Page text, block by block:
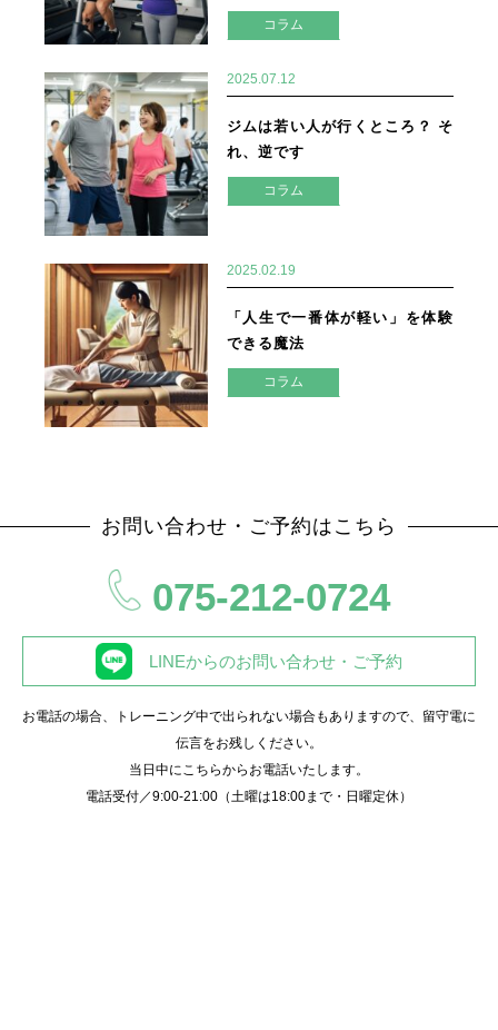
コラム
2025.07.12
ジムは若い人が行くところ？ そ
れ、逆です
コラム
2025.02.19
「人生で一番体が軽い」を体験
できる魔法
コラム
お問い合わせ・ご予約はこちら
075-212-0724
LINEからのお問い合わせ・ご予約
お電話の場合、トレーニング中で出られない場合もありますので、留守電に
伝言をお残しください。
当日中にこちらからお電話いたします。
電話受付／9:00-21:00（土曜は18:00まで・日曜定休）